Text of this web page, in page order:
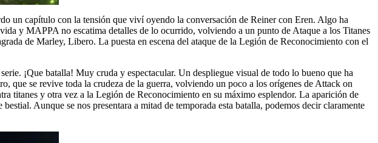
un capítulo con la tensión que viví oyendo la conversación de Reiner con Eren. Algo ha
y MAPPA no escatima detalles de lo ocurrido, volviendo a un punto de Ataque a los Titanes
de Marley, Libero. La puesta en escena del ataque de la Legión de Reconocimiento con el
¡Que batalla! Muy cruda y espectacular. Un despliegue visual de todo lo bueno que ha
que se revive toda la crudeza de la guerra, volviendo un poco a los orígenes de Attack on
titanes y otra vez a la Legión de Reconocimiento en su máximo esplendor. La aparición de
Aunque se nos presentara a mitad de temporada esta batalla, podemos decir claramente